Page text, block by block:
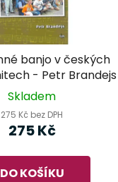
banjo v českých
- Petr Brandejs
Skladem
275 Kč bez DPH
275 Kč
DO KOŠÍKU